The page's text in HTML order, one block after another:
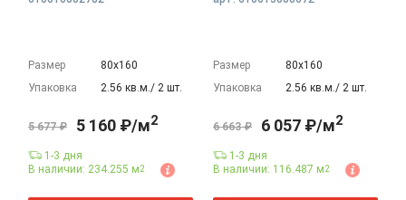
Размер
80х160
Упаковка
2.56 кв.м./ 2 шт.
5 677 ₽ 5 160 ₽/м2
1-3 дня
В наличии: 234.255 м2
Размер
80х160
Упаковка
2.56 кв.м./ 2 шт.
6 663 ₽ 6 057 ₽/м2
1-3 дня
В наличии: 116.487 м2